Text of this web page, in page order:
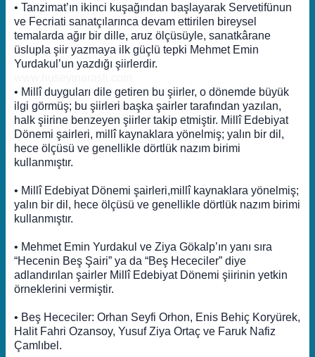
• Tanzimat’ın ikinci kuşağından başlayarak Servetifünun
ve Fecriati sanatçılarınca devam ettirilen bireysel
temalarda ağır bir dille, aruz ölçüsüyle, sanatkârane
üslupla şiir yazmaya ilk güçlü tepki Mehmet Emin
Yurdakul’un yazdığı şiirlerdir.
• Millî duyguları dile getiren bu şiirler, o dönemde büyük
ilgi görmüş; bu şiirleri başka şairler tarafından yazılan,
halk şiirine benzeyen şiirler takip etmiştir. Millî Edebiyat
Dönemi şairleri, millî kaynaklara yönelmiş; yalın bir dil,
hece ölçüsü ve genellikle dörtlük nazım birimi
kullanmıştır.
• Millî Edebiyat Dönemi şairleri,millî kaynaklara yönelmiş;
yalın bir dil, hece ölçüsü ve genellikle dörtlük nazım birimi
kullanmıştır.
• Mehmet Emin Yurdakul ve Ziya Gökalp’ın yanı sıra
“Hecenin Beş Şairi” ya da “Beş Hececiler” diye
adlandırılan şairler Millî Edebiyat Dönemi şiirinin yetkin
örneklerini vermiştir.
• Beş Hececiler: Orhan Seyfi Orhon, Enis Behiç Koryürek,
Halit Fahri Ozansoy, Yusuf Ziya Ortaç ve Faruk Nafiz
Çamlıbel.